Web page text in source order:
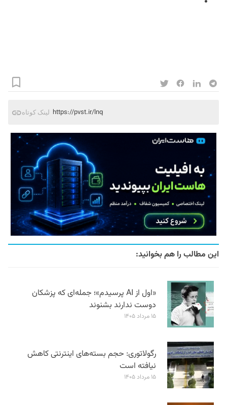
لینک کوتاه https://pvst.ir/lnq
این مطالب را هم بخوانید:
«اول از AI پرسیدم»؛ جمله‌ای که پزشکان
دوست ندارند بشنوند
۱۵ مرداد ۱۴۰۵
رگولاتوری: حجم بسته‌های اینترنتی کاهش
نیافته است
۱۵ مرداد ۱۴۰۵